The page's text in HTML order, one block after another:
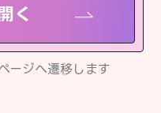
く
ージへ遷移します